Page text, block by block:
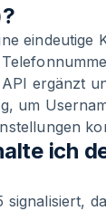
eindeutige
ergänzt
um
ich
signalisiert,